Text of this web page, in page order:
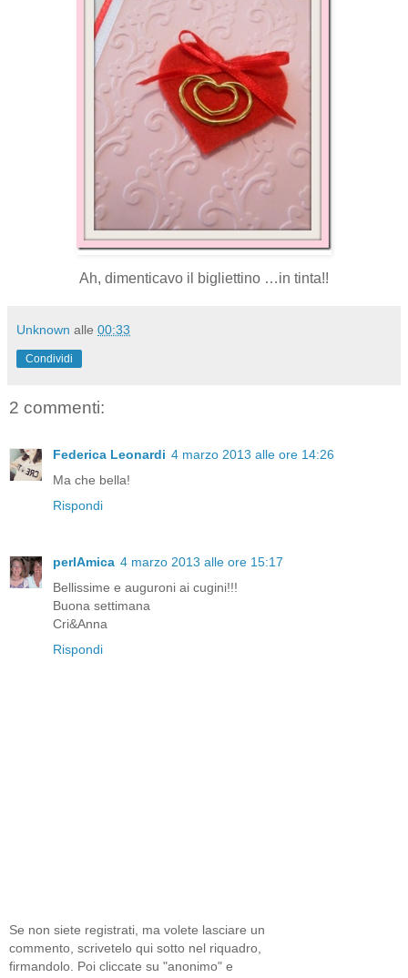
Ah, dimenticavo il bigliettino …in tinta!!
Unknown alle 00:33
Condividi
2 commenti:
Federica Leonardi 4 marzo 2013 alle ore 14:26
Ma che bella!
Rispondi
perlAmica 4 marzo 2013 alle ore 15:17
Bellissime e auguroni ai cugini!!!
Buona settimana
Cri&Anna
Rispondi
Se non siete registrati, ma volete lasciare un
commento, scrivetelo qui sotto nel riquadro,
firmandolo. Poi cliccate su "anonimo" e